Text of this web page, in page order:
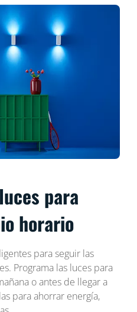
para
horario
para seguir las
Programa las luces para
o antes de llegar a
para ahorrar energía,